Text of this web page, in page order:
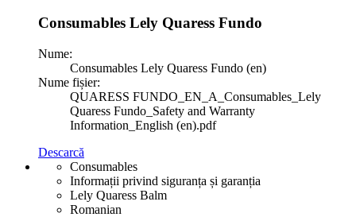
Consumables Lely Quaress Fundo
Nume:
Consumables Lely Quaress Fundo (en)
Nume fișier:
QUARESS FUNDO_EN_A_Consumables_Lely
Quaress Fundo_Safety and Warranty
Information_English (en).pdf
Descarcă
Consumables
Informații privind siguranța și garanția
Lely Quaress Balm
Romanian